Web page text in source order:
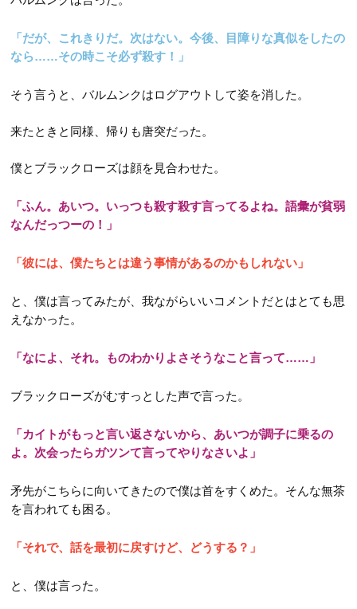
「だが、これきりだ。次はない。今後、目障りな真似をしたの
なら……その時こそ必ず殺す！」
そう言うと、バルムンクはログアウトして姿を消した。
来たときと同様、帰りも唐突だった。
僕とブラックローズは顔を見合わせた。
「ふん。あいつ。いっつも殺す殺す言ってるよね。語彙が貧弱
なんだっつーの！」
「彼には、僕たちとは違う事情があるのかもしれない」
と、僕は言ってみたが、我ながらいいコメントだとはとても思
えなかった。
「なによ、それ。ものわかりよさそうなこと言って……」
ブラックローズがむすっとした声で言った。
「カイトがもっと言い返さないから、あいつが調子に乗るの
よ。次会ったらガツンて言ってやりなさいよ」
矛先がこちらに向いてきたので僕は首をすくめた。そんな無茶
を言われても困る。
「それで、話を最初に戻すけど、どうする？」
と、僕は言った。